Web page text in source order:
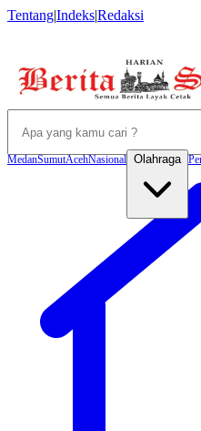
Tentang|Indeks|Redaksi
MedanSumutAcehNasional Olahraga